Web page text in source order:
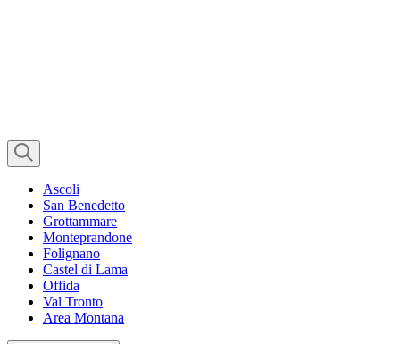
Ascoli
San Benedetto
Grottammare
Monteprandone
Folignano
Castel di Lama
Offida
Val Tronto
Area Montana